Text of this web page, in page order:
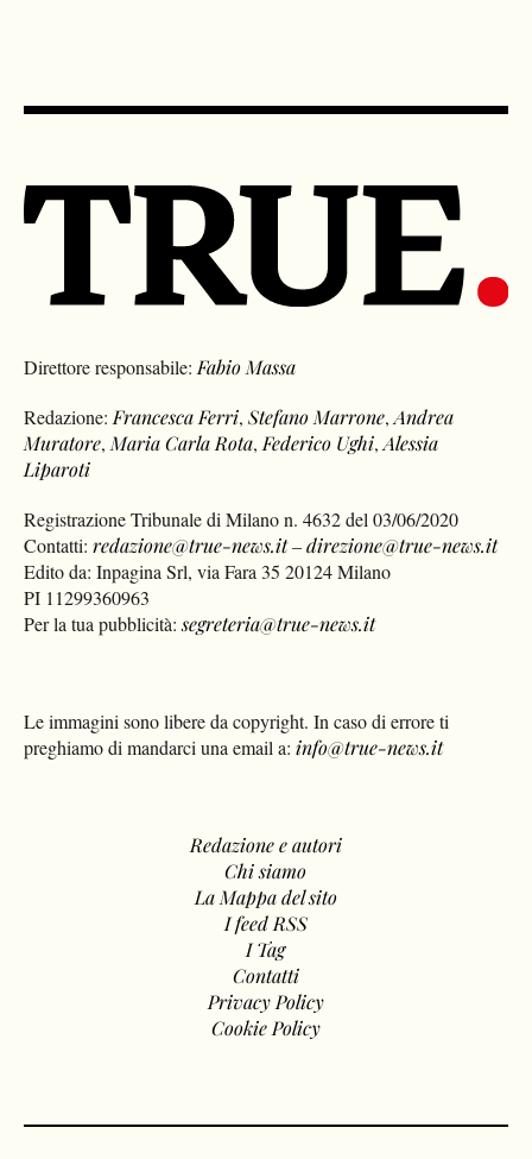
Direttore responsabile:Fabio Massa
Redazione:Francesca Ferri,Stefano Marrone,Andrea
Muratore,Maria Carla Rota,Federico Ughi,Alessia
Liparoti
Registrazione Tribunale di Milano n. 4632 del 03/06/2020
Contatti:redazione@true-news.it–direzione@true-news.it
Edito da: Inpagina Srl, via Fara 35 20124 Milano
PI 11299360963
Per la tua pubblicità:segreteria@true-news.it
Le immagini sono libere da copyright. In caso di errore ti
preghiamo di mandarci una email a: info@true-news.it
Redazione e autori
Chi siamo
La Mappa del sito
I feed RSS
I Tag
Contatti
Privacy Policy
Cookie Policy